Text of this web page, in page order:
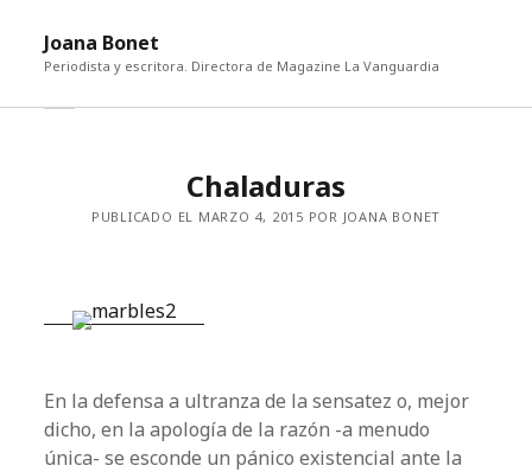
Joana Bonet
Periodista y escritora. Directora de Magazine La Vanguardia
Chaladuras
PUBLICADO EL MARZO 4, 2015 POR JOANA BONET
En la defensa a ultranza de la sensatez o, mejor
dicho, en la apología de la razón -a menudo
única- se esconde un pánico existencial ante la